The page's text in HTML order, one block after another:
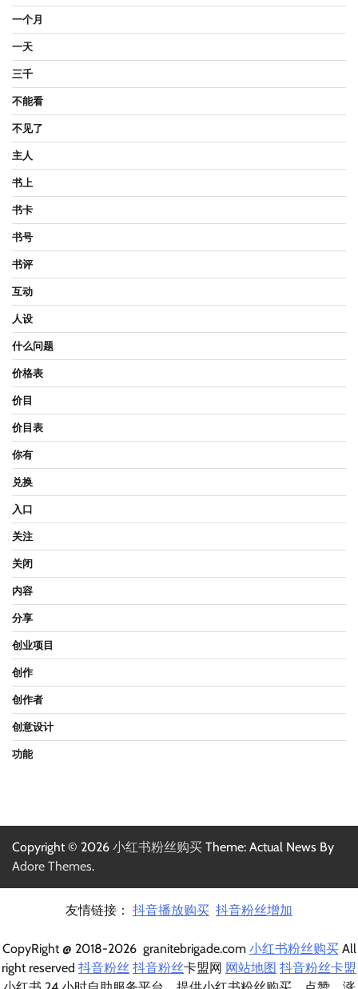
一个月
一天
三千
不能看
不见了
主人
书上
书卡
书号
书评
互动
人设
什么问题
价格表
价目
价目表
你有
兑换
入口
关注
关闭
内容
分享
创业项目
创作
创作者
创意设计
功能
Copyright © 2026 小红书粉丝购买 Theme: Actual News By
Adore Themes.
友情链接： 抖音播放购买 抖音粉丝增加
CopyRight @ 2018-2026 granitebrigade.com 小红书粉丝购买All
right reserved 抖音粉丝 抖音粉丝卡盟网 网站地图 抖音粉丝卡盟